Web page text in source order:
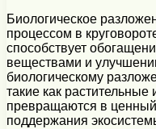
Биологическое
процессом в
способствует
веществами и
биологическому
такие как
превращаются в
поддержания